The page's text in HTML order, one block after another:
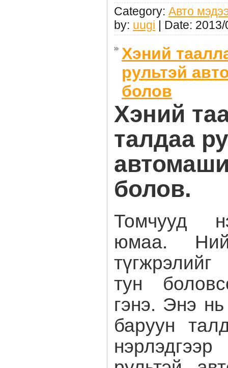
Category: Авто
by: uugi | Date:
Хэний
рультэй
болов
Хэний
талдаа
болов.
Томчууд
юмаа.
тун
гэнэ. Энэ
баруун